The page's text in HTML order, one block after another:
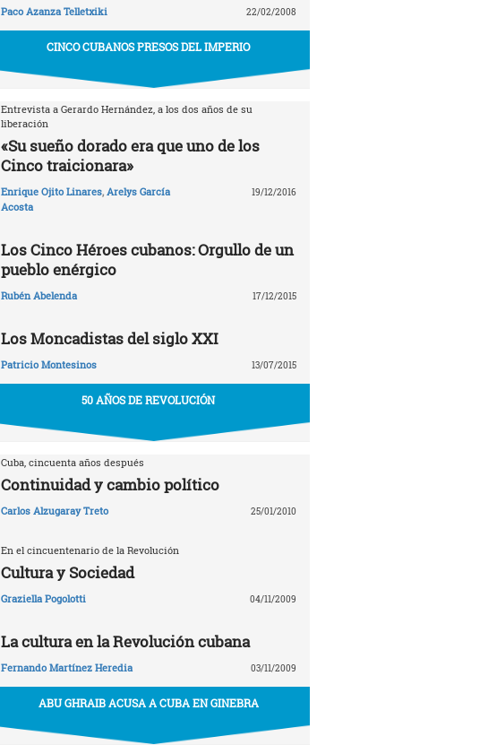
Paco Azanza Telletxiki 22/02/2008
CINCO CUBANOS PRESOS DEL IMPERIO
Entrevista a Gerardo Hernández, a los dos años de su
liberación
«Su sueño dorado era que uno de los
Cinco traicionara»
Enrique Ojito Linares, Arelys García
Acosta
19/12/2016
Los Cinco Héroes cubanos: Orgullo de un
pueblo enérgico
Rubén Abelenda 17/12/2015
Los Moncadistas del siglo XXI
Patricio Montesinos 13/07/2015
50 AÑOS DE REVOLUCIÓN
Cuba, cincuenta años después
Continuidad y cambio político
Carlos Alzugaray Treto 25/01/2010
En el cincuentenario de la Revolución
Cultura y Sociedad
Graziella Pogolotti 04/11/2009
La cultura en la Revolución cubana
Fernando Martínez Heredia 03/11/2009
ABU GHRAIB ACUSA A CUBA EN GINEBRA